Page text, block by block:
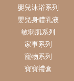
變成敏感肌。
胺基酸和葡萄糖
鈴薯萃取之原
度親膚溫和，溫
，我們使用的原
或是食品級的原
證機構的標準來
示極低刺激性而
也可以，溫和清
完會不會乾澀,保濕
多種植萃活性
不會乾澀，而且
使用嗎？
嬰兒沐浴系列
嬰兒身體乳液
敏弱肌系列
家事系列
寵物系列
寶寶禮盒